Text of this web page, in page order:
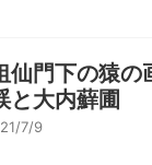
仙門下の猿の
と大内蘚圃
7/9